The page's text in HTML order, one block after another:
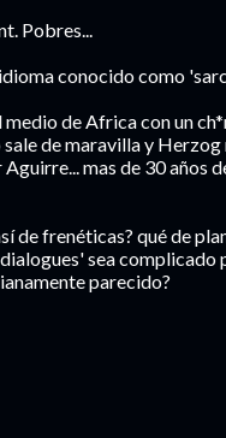
Pobres...
conocido como
de Africa con un
de maravilla y
mas de 30 años
de frenéticas? qué de
sea complicado
parecido?